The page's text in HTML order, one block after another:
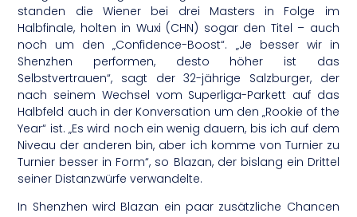
standen die Wiener bei drei Masters in Folge im
Halbfinale, holten in Wuxi (CHN) sogar den Titel – auch
noch um den „Confidence-Boost“. „Je besser wir in
Shenzhen performen, desto höher ist das
Selbstvertrauen“, sagt der 32-jährige Salzburger, der
nach seinem Wechsel vom Superliga-Parkett auf das
Halbfeld auch in der Konversation um den „Rookie of the
Year“ ist. „Es wird noch ein wenig dauern, bis ich auf dem
Niveau der anderen bin, aber ich komme von Turnier zu
Turnier besser in Form“, so Blazan, der bislang ein Drittel
seiner Distanzwürfe verwandelte.
In Shenzhen wird Blazan ein paar zusätzliche Chancen